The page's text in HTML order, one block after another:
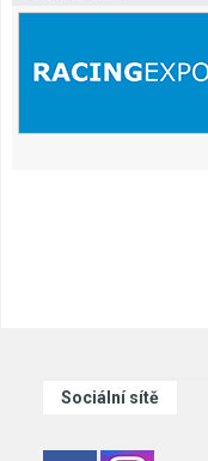
Sociální sítě